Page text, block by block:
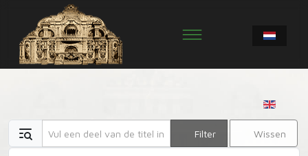
Vul een deel van de titel in Filter Wissen